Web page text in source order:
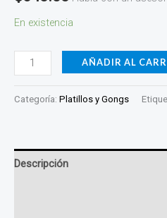
En existencia
AÑADIR AL
Categoría: Platillos y Gongs
Descripción